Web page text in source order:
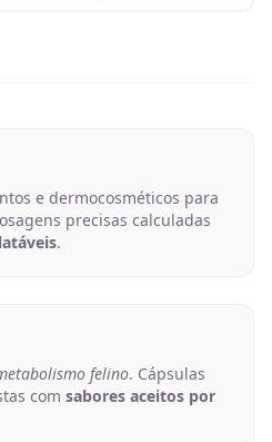
e dermocosméticos para
precisas calculadas
.
felino. Cápsulas
com sabores aceitos por